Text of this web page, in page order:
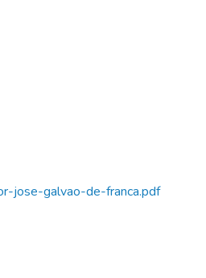
jose-galvao-de-franca.pdf